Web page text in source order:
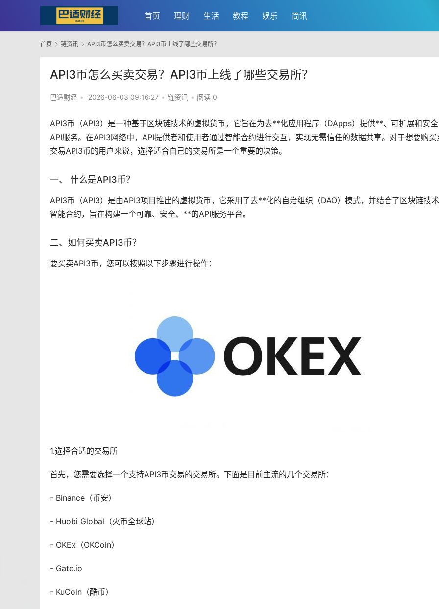
首页 理财 生活 教程 娱乐 简讯
首页 链资讯 API3币怎么买卖交易？API3币上线了哪些交易所？
API3币怎么买卖交易？API3币上线了哪些交易所？
巴适财经 • 2026-06-03 09:16:27 • 链资讯 • 阅读 0
API3币（API3）是一种基于区块链技术的虚拟货币，它旨在为去**化应用程序（DApps）提供**、可扩展和安
API服务。在API3网络中，API提供者和使用者通过智能合约进行交互，实现无需信任的数据共享。对于想要购买
交易API3币的用户来说，选择适合自己的交易所是一个重要的决策。
一、 什么是API3币？
API3币（API3）是由API3项目推出的虚拟货币，它采用了去**化的自治组织（DAO）模式，并结合了区块链技
智能合约，旨在构建一个可靠、安全、**的API服务平台。
二、如何买卖API3币？
要买卖API3币，您可以按照以下步骤进行操作：
1.选择合适的交易所
首先，您需要选择一个支持API3币交易的交易所。下面是目前主流的几个交易所：
- Binance（币安）
- Huobi Global（火币全球站）
- OKEx（OKCoin）
- Gate.io
- KuCoin（酷币）